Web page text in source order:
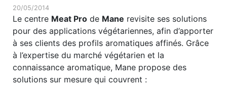
20/05/2014
Le centre Meat Pro de Mane revisite ses solutions
pour des applications végétariennes, afin d’apporter
à ses clients des profils aromatiques affinés. Grâce
à l’expertise du marché végétarien et la
connaissance aromatique, Mane propose des
solutions sur mesure qui couvrent :